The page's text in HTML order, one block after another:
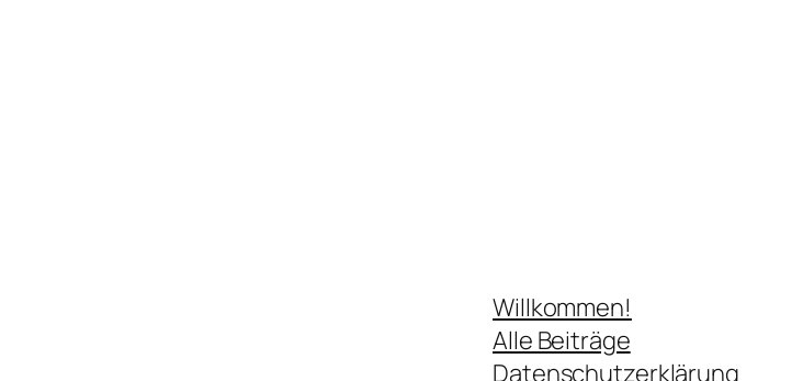
Willkommen!
Alle Beiträge
Datenschutzerklärung